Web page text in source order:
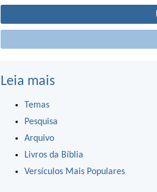
Leia mais
Temas
Pesquisa
Arquivo
Livros da Bíblia
Versículos Mais Populares